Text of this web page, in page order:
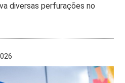
diversas perfurações no